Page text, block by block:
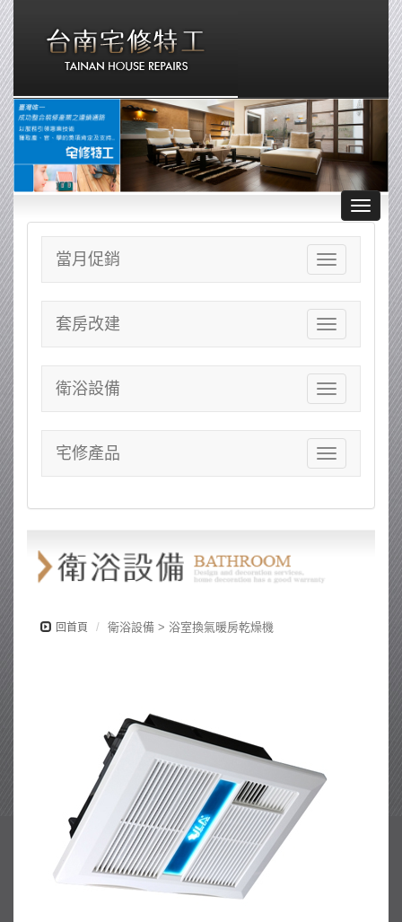
Toggle
Toggle
navigation
當月促銷
Toggle
navigation
套房改建
Toggle
navigation
衛浴設備
Toggle
navigation
宅修產品
回首頁 衛浴設備 > 浴室換氣暖房乾燥機